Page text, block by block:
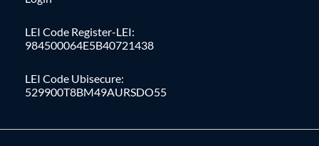
LEI Code Register-LEI:
984500064E5B40721438
LEI Code Ubisecure:
529900T8BM49AURSDO55